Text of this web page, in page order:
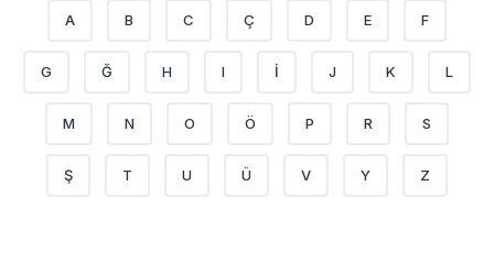
A B C Ç D E F
G Ğ H I İ J K L
M N O Ö P R S
Ş T U Ü V Y Z